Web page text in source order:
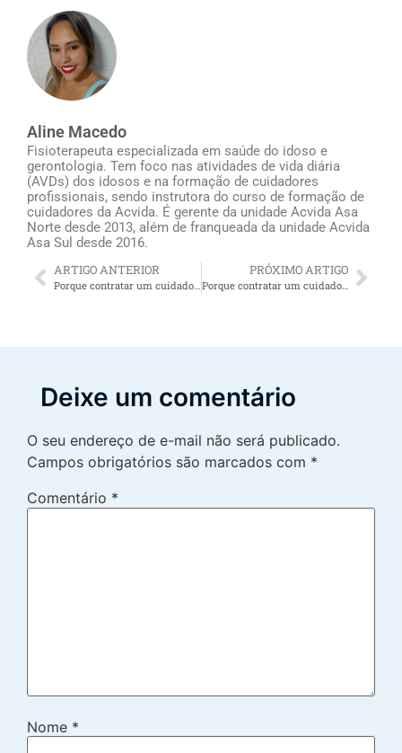
Aline Macedo
Fisioterapeuta especializada em saúde do idoso e
gerontologia. Tem foco nas atividades de vida diária
(AVDs) dos idosos e na formação de cuidadores
profissionais, sendo instrutora do curso de formação de
cuidadores da Acvida. É gerente da unidade Acvida Asa
Norte desde 2013, além de franqueada da unidade Acvida
Asa Sul desde 2016.
ARTIGO ANTERIOR
Porque contratar um cuidador de idosos Maceió oferece alívio para os familiares do idoso
PRÓXIMO ARTIGO
Porque contratar um cuidador de idosos em Maceió oferece alívio para os familiares do idoso
Deixe um comentário
O seu endereço de e-mail não será publicado.
Campos obrigatórios são marcados com *
Comentário *
Nome *